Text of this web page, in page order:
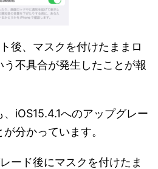
後、マスクを付けたままロ
う不具合が発生したことが報
iOS15.4.1へのアップグレー
分かっています。
ード後にマスクを付けたま